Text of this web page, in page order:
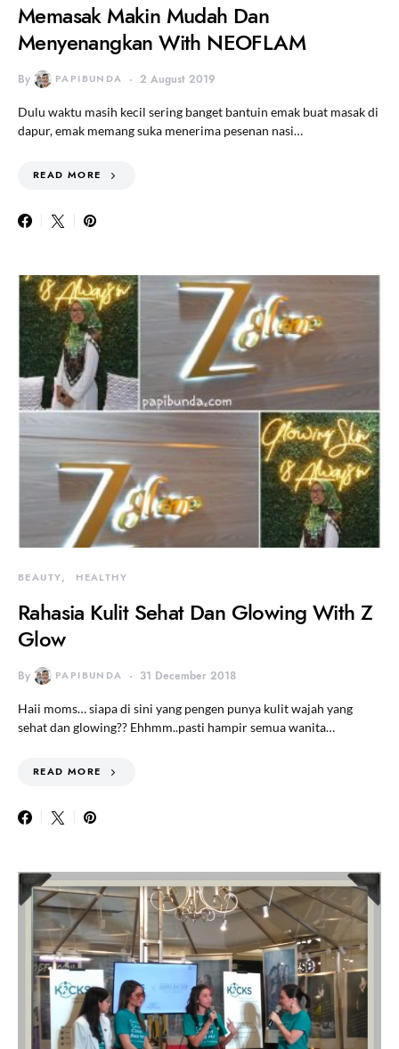
Memasak Makin Mudah Dan
Menyenangkan With NEOFLAM
By PAPIBUNDA 2 August 2019
Dulu waktu masih kecil sering banget bantuin emak buat masak di
dapur, emak memang suka menerima pesenan nasi…
READ MORE
BEAUTY HEALTHY
Rahasia Kulit Sehat Dan Glowing With Z
Glow
By PAPIBUNDA 31 December 2018
Haii moms… siapa di sini yang pengen punya kulit wajah yang
sehat dan glowing?? Ehhmm..pasti hampir semua wanita…
READ MORE